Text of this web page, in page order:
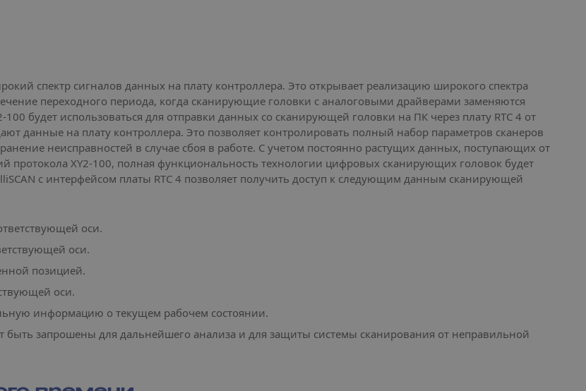
спектр сигналов данных на плату контроллера. Это открывает реализацию широкого спектра
переходного периода, когда сканирующие головки с аналоговыми драйверами заменяются
будет использоваться для отправки данных со сканирующей головки на ПК через плату RTC 4 от
данные на плату контроллера. Это позволяет контролировать полный набор параметров сканеров
неисправностей в случае сбоя в работе. С учетом постоянно растущих данных, поступающих от
протокола XY2-100, полная функциональность технологии цифровых сканирующих головок будет
с интерфейсом платы RTC 4 позволяет получить доступ к следующим данным сканирующей
оси.
оси.
позицией.
оси.
информацию о текущем рабочем состоянии.
быть запрошены для дальнейшего анализа и для защиты системы сканирования от неправильной